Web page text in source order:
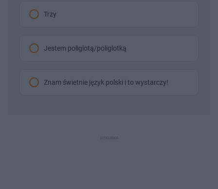
Trzy
Jestem poliglotą/poliglotką
Znam świetnie język polski i to wystarczy!